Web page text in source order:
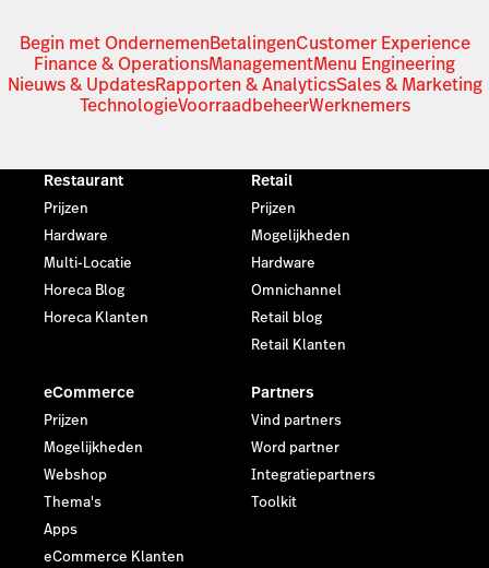
Begin met OndernemenBetalingenCustomer Experience
Finance & OperationsManagementMenu Engineering
Nieuws & UpdatesRapporten & AnalyticsSales & Marketing
TechnologieVoorraadbeheerWerknemers
Restaurant
Prijzen
Hardware
Multi-Locatie
Horeca Blog
Horeca Klanten
Retail
Prijzen
Mogelijkheden
Hardware
Omnichannel
Retail blog
Retail Klanten
eCommerce
Prijzen
Mogelijkheden
Webshop
Thema's
Apps
eCommerce Klanten
Partners
Vind partners
Word partner
Integratiepartners
Toolkit